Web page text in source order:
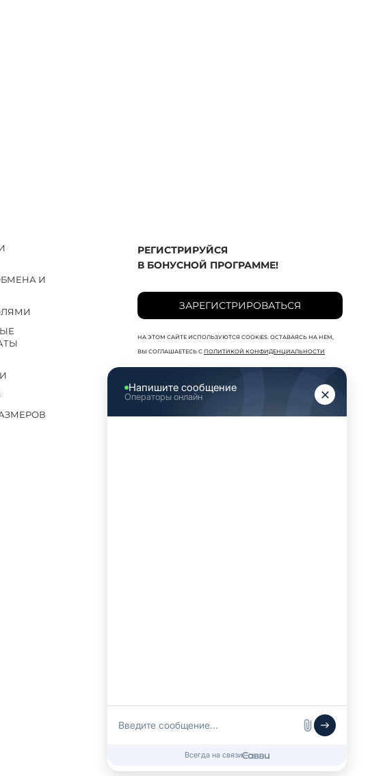
И
РЕГИСТРИРУЙСЯ
В БОНУСНОЙ ПРОГРАММЕ!
ЗАРЕГИСТРИРОВАТЬСЯ
НА ЭТОМ САЙТЕ ИСПОЛЬЗУЮТСЯ COOKIES. ОСТАВАЯСЬ НА НЕМ,
ВЫ СОГЛАШАЕТЕСЬ С ПОЛИТИКОЙ КОНФИДЕНЦИАЛЬНОСТИ